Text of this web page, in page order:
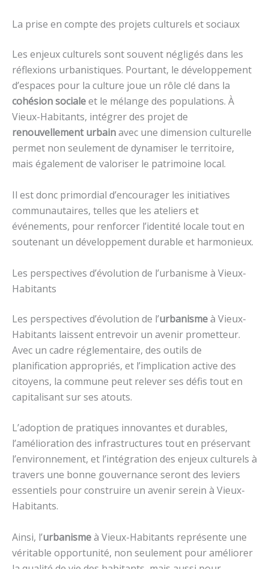
La prise en compte des projets culturels et sociaux
Les enjeux culturels sont souvent négligés dans les
réflexions urbanistiques. Pourtant, le développement
d’espaces pour la culture joue un rôle clé dans la
cohésion socialeet le mélange des populations. À
Vieux-Habitants, intégrer des projet de
renouvellement urbainavec une dimension culturelle
permet non seulement de dynamiser le territoire,
mais également de valoriser le patrimoine local.
Il est donc primordial d’encourager les initiatives
communautaires, telles que les ateliers et
événements, pour renforcer l’identité locale tout en
soutenant un développement durable et harmonieux.
Les perspectives d’évolution de l’urbanisme à Vieux-
Habitants
Les perspectives d’évolution de l’urbanismeà Vieux-
Habitants laissent entrevoir un avenir prometteur.
Avec un cadre réglementaire, des outils de
planification appropriés, et l’implication active des
citoyens, la commune peut relever ses défis tout en
capitalisant sur ses atouts.
L’adoption de pratiques innovantes et durables,
l’amélioration des infrastructures tout en préservant
l’environnement, et l’intégration des enjeux culturels à
travers une bonne gouvernance seront des leviers
essentiels pour construire un avenir serein à Vieux-
Habitants.
Ainsi, l’urbanismeà Vieux-Habitants représente une
véritable opportunité, non seulement pour améliorer